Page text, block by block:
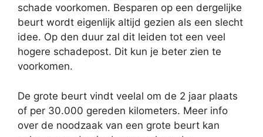
schade voorkomen. Besparen op een dergelijke
beurt wordt eigenlijk altijd gezien als een slecht
idee. Op den duur zal dit leiden tot een veel
hogere schadepost. Dit kun je beter zien te
voorkomen.
De grote beurt vindt veelal om de 2 jaar plaats
of per 30.000 gereden kilometers. Meer info
over de noodzaak van een grote beurt kan